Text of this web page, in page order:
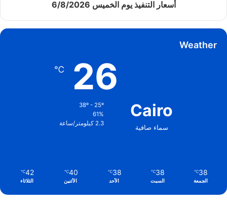
أسعار التنفيذ يوم الخميس 6/8/2026
Weather
Cairo
سماء صافية
26
℃
61%
2.3 كيلومتر/ساعة
38
℃
الجمعة
38
℃
السبت
38
℃
الأحد
40
℃
الأثنين
42
℃
الثلاثاء